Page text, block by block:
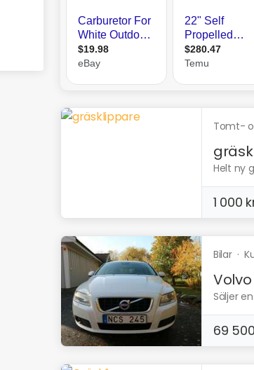
Tomt-
Helt ny
1 000
Bilar·
Säljer
69